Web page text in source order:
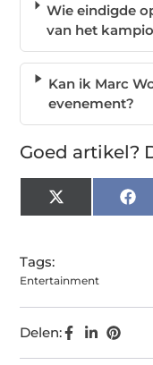
Wie eindigde
van het
Kan ik Marc
evenement?
Goed artikel?
X
(Twitter)
Tags:
Entertainment
Delen: